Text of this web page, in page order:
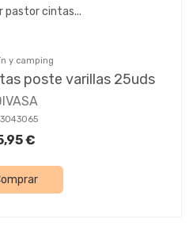
y camping
poste varillas 25uds
€